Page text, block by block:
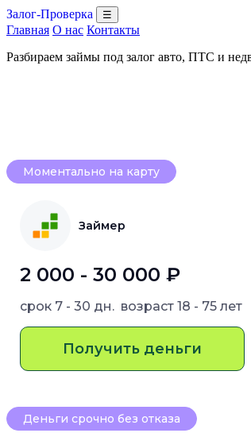
Залог-Проверка ☰
Главная О нас Контакты
Разбираем займы под залог авто, ПТС и
Моментально на карту
Займер
2 000 - 30 000 ₽
срок 7 - 30 дн. возраст 18 - 75 лет
Получить деньги
Деньги срочно без отказа